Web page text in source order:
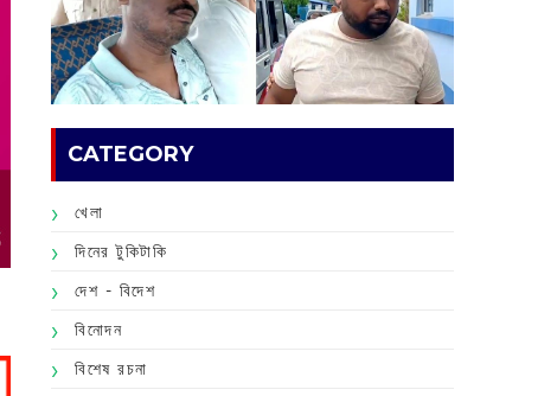
CATEGORY
খেলা
দিনের টুকিটাকি
দেশ - বিদেশ
বিনোদন
বিশেষ রচনা